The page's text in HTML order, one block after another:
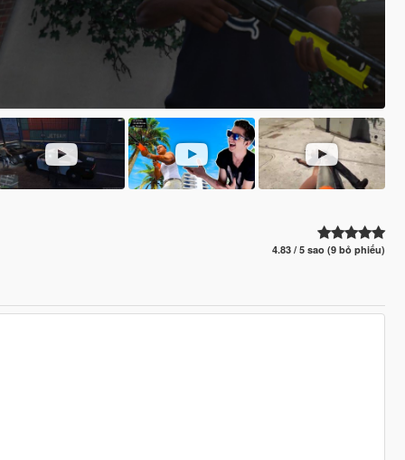
4.83 / 5 sao (9 bỏ phiếu)